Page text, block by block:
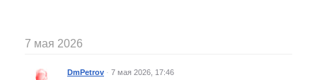
7 мая 2026
DmPetrov · 7 мая 2026, 17:46